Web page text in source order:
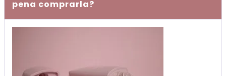
pena comprarla?